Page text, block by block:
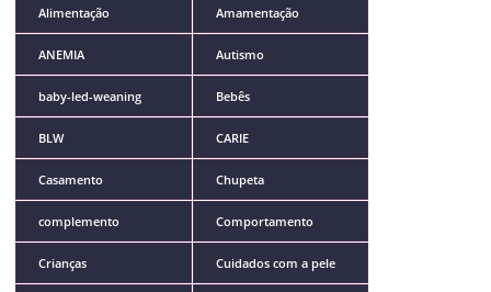
Alimentação Amamentação
ANEMIA Autismo
baby-led-weaning Bebês
BLW CARIE
Casamento Chupeta
complemento Comportamento
Crianças Cuidados com a pele